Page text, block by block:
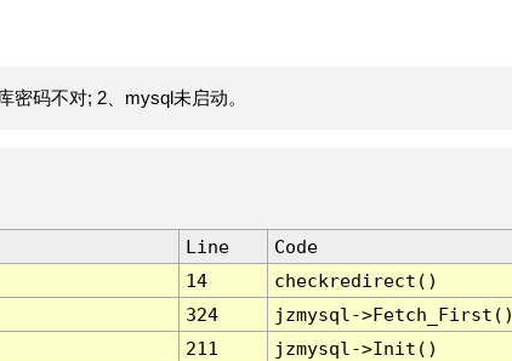
密码不对; 2、mysql未启动。
Line
Code
14
checkredirect()
324
jzmysql-
211
jzmysql->Init()